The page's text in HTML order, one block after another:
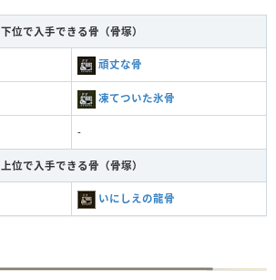
下位で入手できる骨（骨塚）
頑丈な骨
凍てついた氷骨
-
上位で入手できる骨（骨塚）
いにしえの龍骨